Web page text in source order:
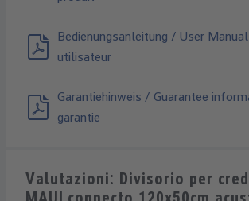
Bedienungsanleitung / User
utilisateur
Garantiehinweis / Guarantee
garantie
Valutazioni: Divisorio per